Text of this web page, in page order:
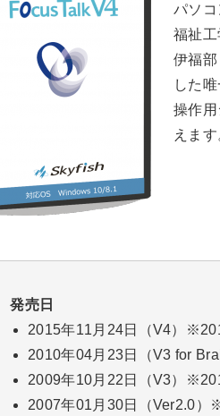
パソコ
福祉
伊福
した
操作
えます
発売日
2015年11月24日（V4）
2010年04月23日（V3 for
2009年10月22日（V3）
2007年01月30日（Ver2.0）